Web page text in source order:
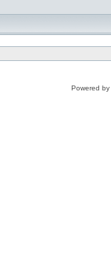
Powered by